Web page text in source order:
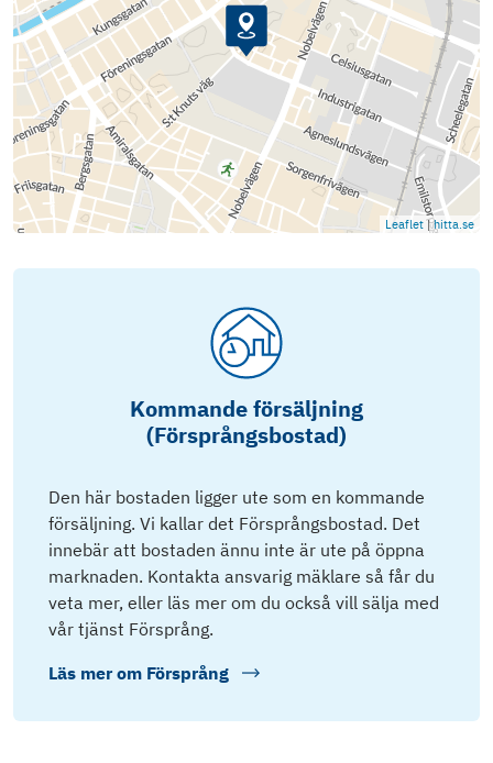
Leaflet | hitta.se
Kommande försäljning
(Försprångsbostad)
Den här bostaden ligger ute som en kommande
försäljning. Vi kallar det Försprångsbostad. Det
innebär att bostaden ännu inte är ute på öppna
marknaden. Kontakta ansvarig mäklare så får du
veta mer, eller läs mer om du också vill sälja med
vår tjänst Försprång.
Läs mer om Försprång